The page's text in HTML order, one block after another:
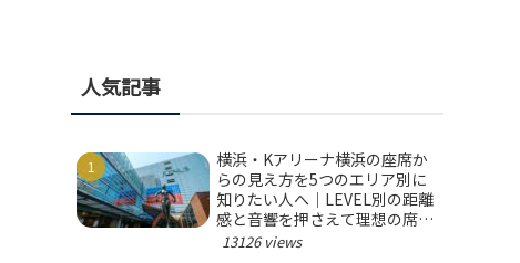
人気記事
横浜・Kアリーナ横浜の座席か
らの見え方を5つのエリア別に
知りたい人へ｜LEVEL別の距離
感と音響を押さえて理想の席を
選ぼう！
13126 views